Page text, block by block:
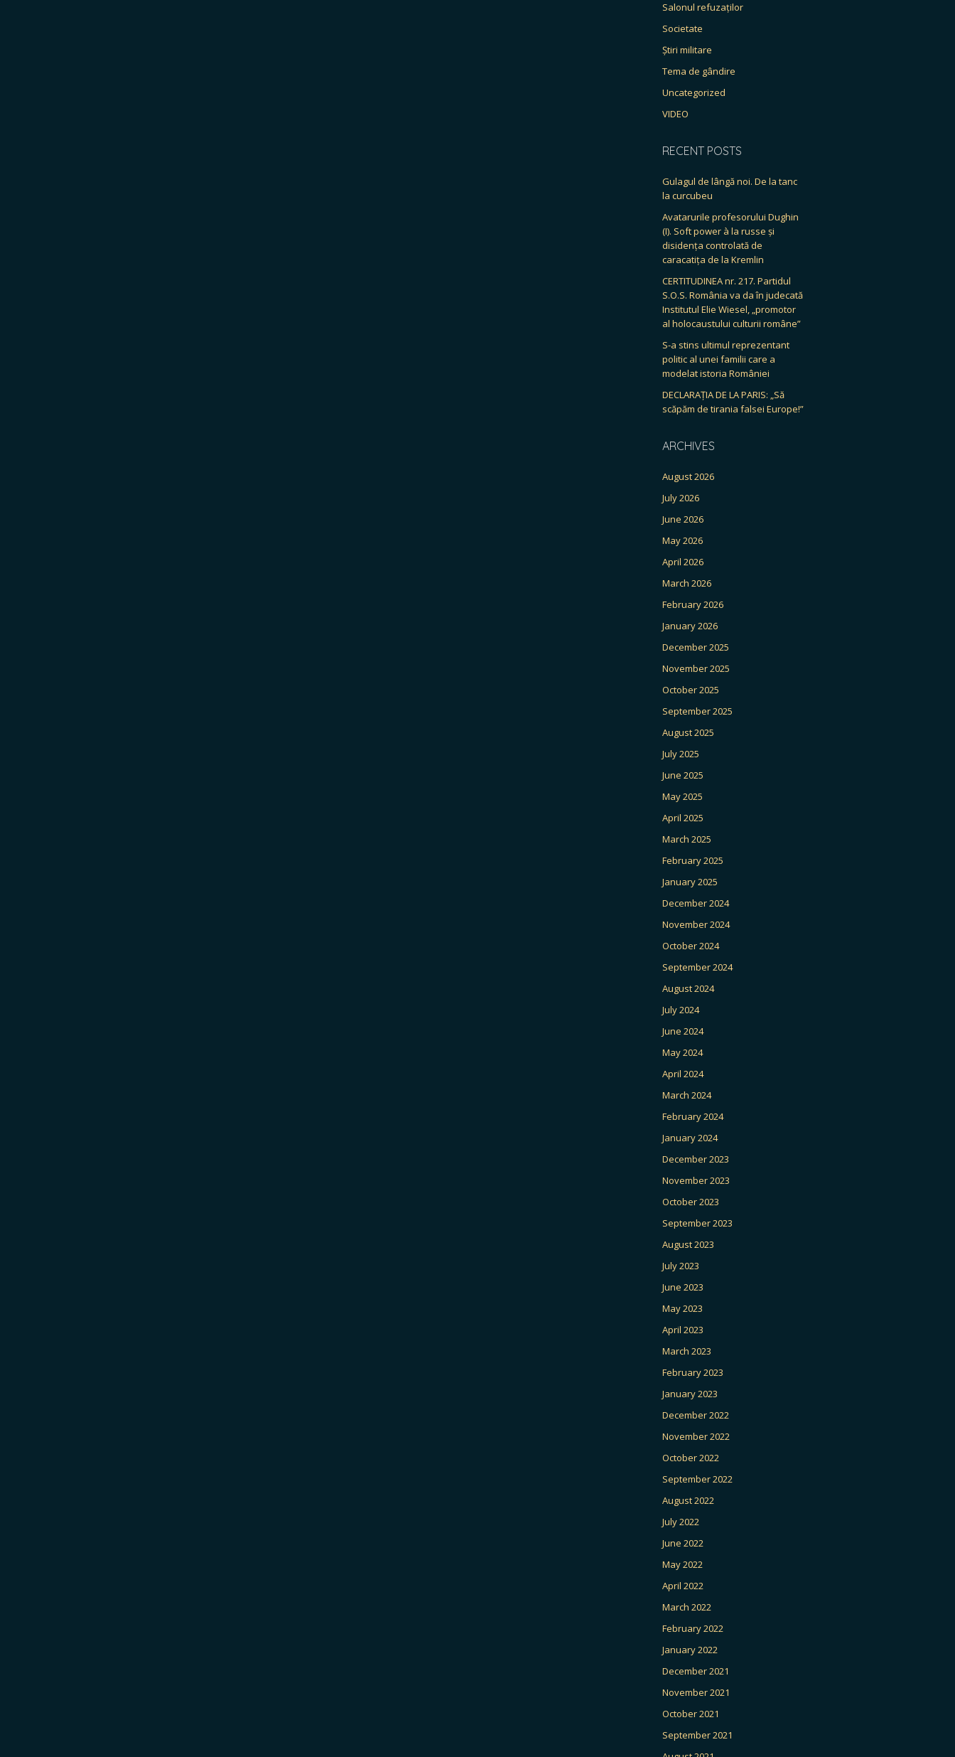
Salonul refuzaților
Societate
Știri militare
Tema de gândire
Uncategorized
VIDEO
RECENT POSTS
Gulagul de lângă noi. De la tanc
la curcubeu
Avatarurile profesorului Dughin
(I). Soft power à la russe și
disidența controlată de
caracatița de la Kremlin
CERTITUDINEA nr. 217. Partidul
S.O.S. România va da în judecată
Institutul Elie Wiesel, „promotor
al holocaustului culturii române”
S-a stins ultimul reprezentant
politic al unei familii care a
modelat istoria României
DECLARAȚIA DE LA PARIS: „Să
scăpăm de tirania falsei Europe!”
ARCHIVES
August 2026
July 2026
June 2026
May 2026
April 2026
March 2026
February 2026
January 2026
December 2025
November 2025
October 2025
September 2025
August 2025
July 2025
June 2025
May 2025
April 2025
March 2025
February 2025
January 2025
December 2024
November 2024
October 2024
September 2024
August 2024
July 2024
June 2024
May 2024
April 2024
March 2024
February 2024
January 2024
December 2023
November 2023
October 2023
September 2023
August 2023
July 2023
June 2023
May 2023
April 2023
March 2023
February 2023
January 2023
December 2022
November 2022
October 2022
September 2022
August 2022
July 2022
June 2022
May 2022
April 2022
March 2022
February 2022
January 2022
December 2021
November 2021
October 2021
September 2021